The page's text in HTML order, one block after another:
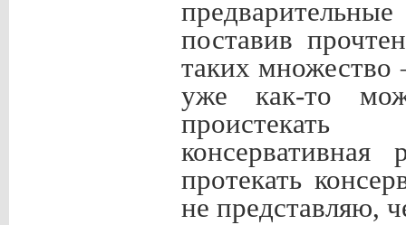
поставив
таких
уже как-то
проистекать
протекать
не представляю,